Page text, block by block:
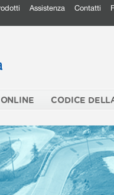
Assistenza Contatti
CODICE